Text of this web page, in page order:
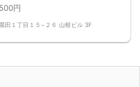
円
田１丁目１５−２６ 山根ビル 3F